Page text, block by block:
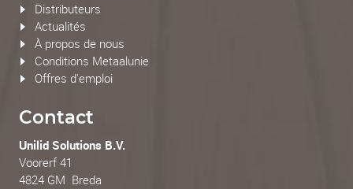
Distributeurs
Actualités
À propos de nous
Conditions Metaalunie
Offres d'emploi
Contact
Unilid Solutions B.V.
Voorerf 41
4824 GM Breda